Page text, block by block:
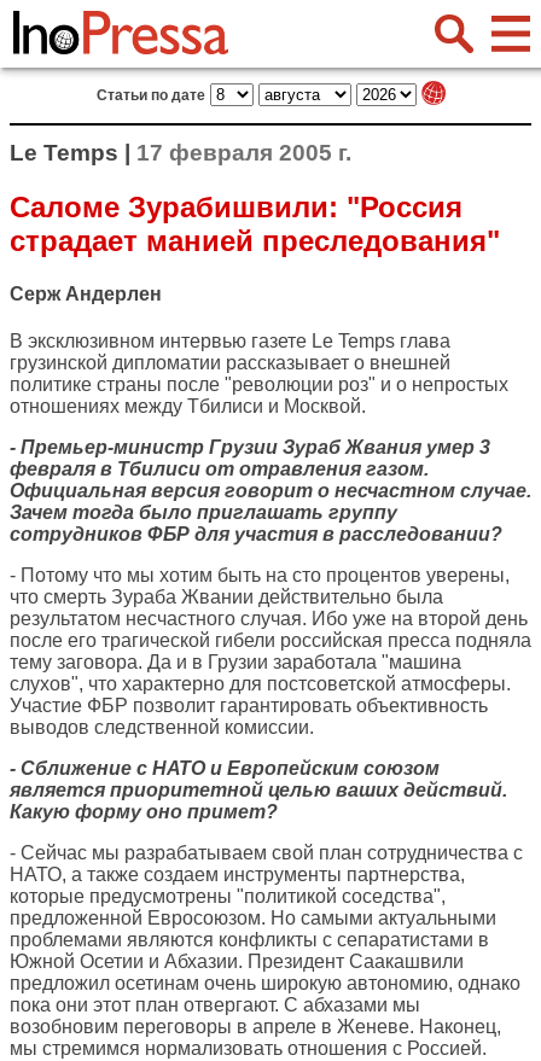
Статьи по дате
Le Temps | 17 февраля 2005 г.
Саломе Зурабишвили: "Россия
страдает манией преследования"
Серж Андерлен
В эксклюзивном интервью газете Le Temps глава
грузинской дипломатии рассказывает о внешней
политике страны после "революции роз" и о непростых
отношениях между Тбилиси и Москвой.
- Премьер-министр Грузии Зураб Жвания умер 3
февраля в Тбилиси от отравления газом.
Официальная версия говорит о несчастном случае.
Зачем тогда было приглашать группу
сотрудников ФБР для участия в расследовании?
- Потому что мы хотим быть на сто процентов уверены,
что смерть Зураба Жвании действительно была
результатом несчастного случая. Ибо уже на второй день
после его трагической гибели российская пресса подняла
тему заговора. Да и в Грузии заработала "машина
слухов", что характерно для постсоветской атмосферы.
Участие ФБР позволит гарантировать объективность
выводов следственной комиссии.
- Сближение с НАТО и Европейским союзом
является приоритетной целью ваших действий.
Какую форму оно примет?
- Сейчас мы разрабатываем свой план сотрудничества с
НАТО, а также создаем инструменты партнерства,
которые предусмотрены "политикой соседства",
предложенной Евросоюзом. Но самыми актуальными
проблемами являются конфликты с сепаратистами в
Южной Осетии и Абхазии. Президент Саакашвили
предложил осетинам очень широкую автономию, однако
пока они этот план отвергают. С абхазами мы
возобновим переговоры в апреле в Женеве. Наконец,
мы стремимся нормализовать отношения с Россией.